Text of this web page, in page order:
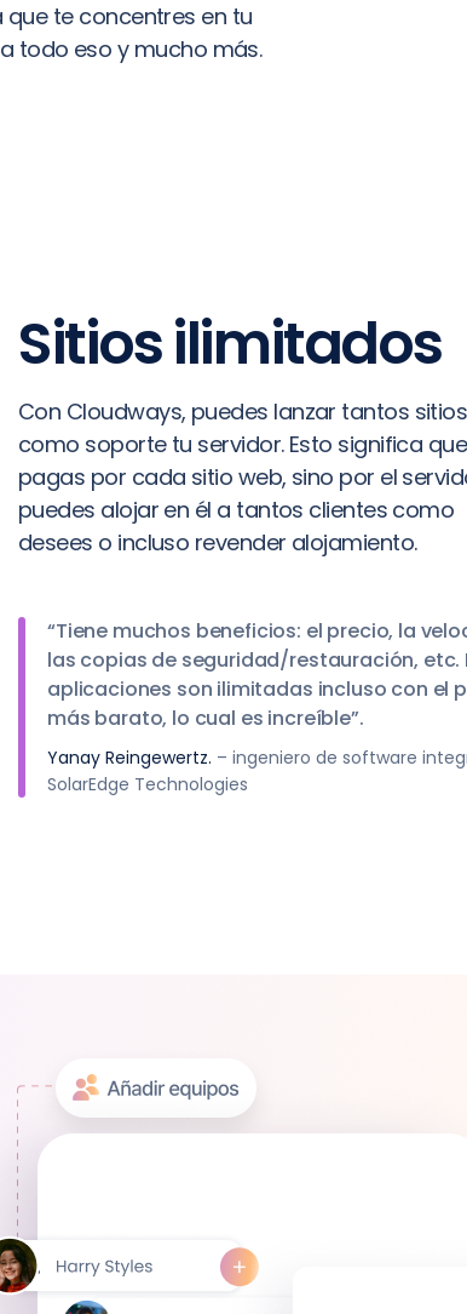
te concentres en tu
todo eso y mucho más.
Sitios ilimitados
Con Cloudways, puedes lanzar tantos sitios
como soporte tu servidor. Esto significa
pagas por cada sitio web, sino por el
puedes alojar en él a tantos clientes como
desees o incluso revender alojamiento.
“Tiene muchos beneficios: el precio, la
las copias de seguridad/restauración, etc.
aplicaciones son ilimitadas incluso con el
más barato, lo cual es increíble”.
Yanay Reingewertz. – ingeniero de software
SolarEdge Technologies